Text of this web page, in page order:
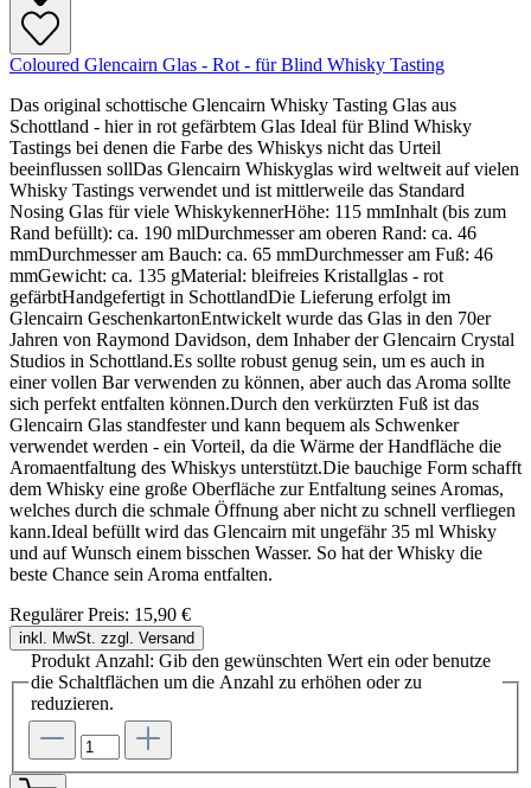
Coloured Glencairn Glas - Rot - für Blind Whisky Tasting
Das original schottische Glencairn Whisky Tasting Glas aus
Schottland - hier in rot gefärbtem Glas Ideal für Blind Whisky
Tastings bei denen die Farbe des Whiskys nicht das Urteil
beeinflussen sollDas Glencairn Whiskyglas wird weltweit auf vielen
Whisky Tastings verwendet und ist mittlerweile das Standard
Nosing Glas für viele WhiskykennerHöhe: 115 mmInhalt (bis zum
Rand befüllt): ca. 190 mlDurchmesser am oberen Rand: ca. 46
mmDurchmesser am Bauch: ca. 65 mmDurchmesser am Fuß: 46
mmGewicht: ca. 135 gMaterial: bleifreies Kristallglas - rot
gefärbtHandgefertigt in SchottlandDie Lieferung erfolgt im
Glencairn GeschenkartonEntwickelt wurde das Glas in den 70er
Jahren von Raymond Davidson, dem Inhaber der Glencairn Crystal
Studios in Schottland.Es sollte robust genug sein, um es auch in
einer vollen Bar verwenden zu können, aber auch das Aroma sollte
sich perfekt entfalten können.Durch den verkürzten Fuß ist das
Glencairn Glas standfester und kann bequem als Schwenker
verwendet werden - ein Vorteil, da die Wärme der Handfläche die
Aromaentfaltung des Whiskys unterstützt.Die bauchige Form schafft
dem Whisky eine große Oberfläche zur Entfaltung seines Aromas,
welches durch die schmale Öffnung aber nicht zu schnell verfliegen
kann.Ideal befüllt wird das Glencairn mit ungefähr 35 ml Whisky
und auf Wunsch einem bisschen Wasser. So hat der Whisky die
beste Chance sein Aroma entfalten.
Regulärer Preis: 15,90 €
inkl. MwSt. zzgl. Versand
Produkt Anzahl: Gib den gewünschten Wert ein oder benutze
die Schaltflächen um die Anzahl zu erhöhen oder zu
reduzieren.